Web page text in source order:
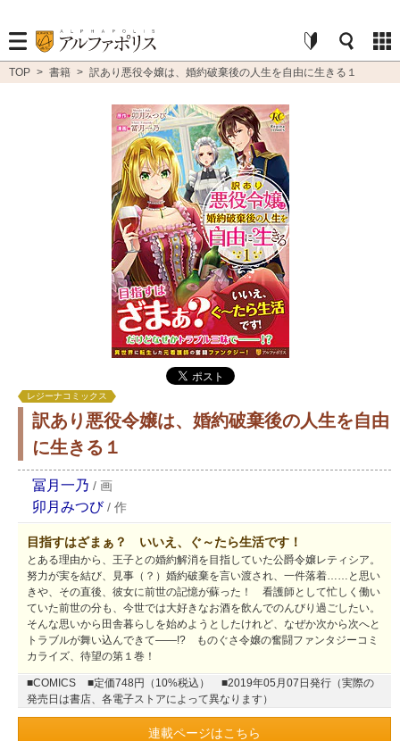
TOP > 書籍 > 訳あり悪役令嬢は、婚約破棄後の人生を自由に生きる１
レジーナコミックス
訳あり悪役令嬢は、婚約破棄後の人生を自由
に生きる１
冨月一乃 / 画
卯月みつび / 作
目指すはざまぁ？ いいえ、ぐ～たら生活です！
とある理由から、王子との婚約解消を目指していた公爵令嬢レティシア。
努力が実を結び、見事（？）婚約破棄を言い渡され、一件落着……と思い
きや、その直後、彼女に前世の記憶が蘇った！ 看護師として忙しく働い
ていた前世の分も、今世では大好きなお酒を飲んでのんびり過ごしたい。
そんな思いから田舎暮らしを始めようとしたけれど、なぜか次から次へと
トラブルが舞い込んできて――!? ものぐさ令嬢の奮闘ファンタジーコミ
カライズ、待望の第１巻！
■COMICS ■定価748円（10%税込）
■2019年05月07日発行（実際の
発売日は書店、各電子ストアによって異なります）
連載ページはこちら